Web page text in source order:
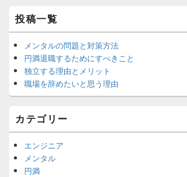
投稿一覧
メンタルの問題と対策方法
円満退職するためにすべきこと
独立する理由とメリット
職場を辞めたいと思う理由
カテゴリー
エンジニア
メンタル
円満